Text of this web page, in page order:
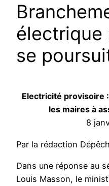
électrique
se
Electricité provisoire
les maires à
8
Par la rédaction
Dans une réponse au
Louis Masson, le